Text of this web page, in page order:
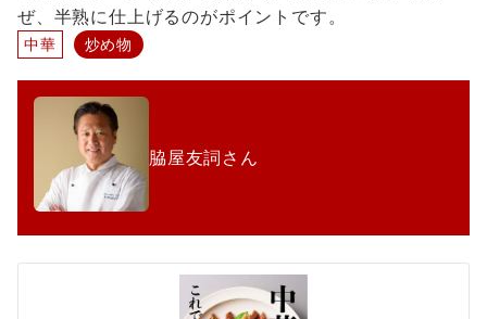
ぜ、半熟に仕上げるのがポイントです。
中華 炒め物
脇屋友詞さん